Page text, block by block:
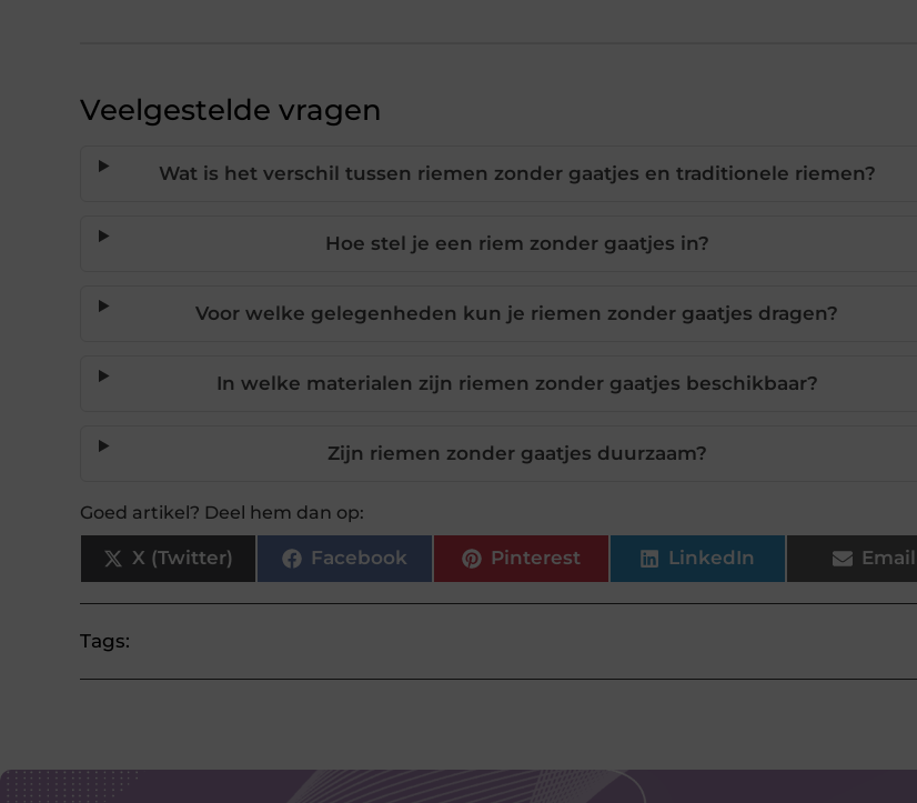
Veelgestelde vragen
Wat is het verschil tussen riemen zonder gaatjes en traditionele riemen?
Hoe stel je een riem zonder gaatjes in?
Voor welke gelegenheden kun je riemen zonder gaatjes dragen?
In welke materialen zijn riemen zonder gaatjes beschikbaar?
Zijn riemen zonder gaatjes duurzaam?
Goed artikel? Deel hem dan op:
X (Twitter) Facebook Pinterest LinkedIn Email
Tags: